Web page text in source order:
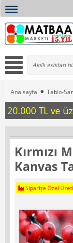
Ana sayfa Tablo-
20.000 TL ve
Kırmızı
Kanvas
Siparişe Özel